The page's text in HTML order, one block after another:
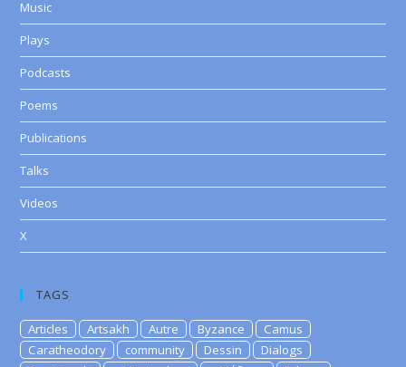
Music
Plays
Podcasts
Poems
Publications
Talks
Videos
X
TAGS
Articles Artsakh Autre Byzance
Camus
Caratheodory
community Dessin
Dialogs